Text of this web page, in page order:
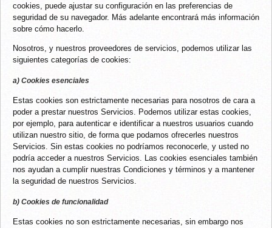
cookies, puede ajustar su configuración en las preferencias de
seguridad de su navegador. Más adelante encontrará más información
sobre cómo hacerlo.
Nosotros, y nuestros proveedores de servicios, podemos utilizar las
siguientes categorías de cookies:
a) Cookies esenciales
Estas cookies son estrictamente necesarias para nosotros de cara a
poder a prestar nuestros Servicios. Podemos utilizar estas cookies,
por ejemplo, para autenticar e identificar a nuestros usuarios cuando
utilizan nuestro sitio, de forma que podamos ofrecerles nuestros
Servicios. Sin estas cookies no podríamos reconocerle, y usted no
podría acceder a nuestros Servicios. Las cookies esenciales también
nos ayudan a cumplir nuestras Condiciones y términos y a mantener
la seguridad de nuestros Servicios.
b) Cookies de funcionalidad
Estas cookies no son estrictamente necesarias, sin embargo nos